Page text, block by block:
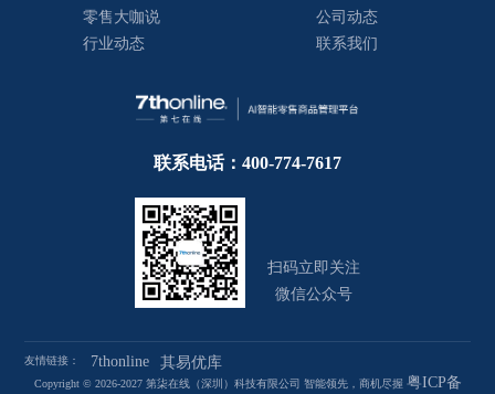
零售大咖说
行业动态
公司动态
联系我们
联系电话：400-774-7617
扫码立即关注
微信公众号
友情链接： 7thonline 其易优库
Copyright © 2026-2027 第柒在线（深圳）科技有限公司 智能领先，商机尽握 粤ICP备